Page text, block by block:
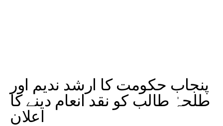
پنجاب حکومت کا ارشد ندیم اور
طلحہٰ طالب کو نقد انعام دینے کا
اعلان